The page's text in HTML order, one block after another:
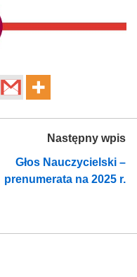
Następny wpis
Głos Nauczycielski –
prenumerata na 2025 r.